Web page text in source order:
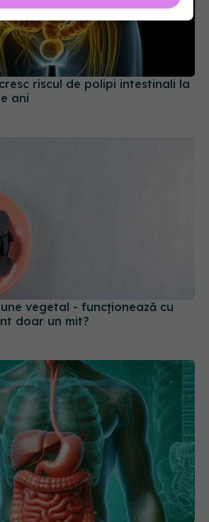
riscul de polipi intestinali la
ani
vegetal - funcționează cu
doar un mit?